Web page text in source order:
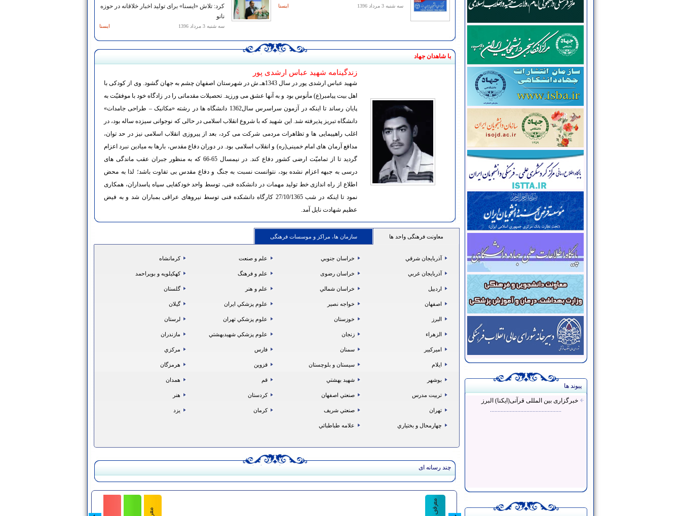
پیوند ها
خبرگزاری بین المللی قرآنی(ایکنا) البرز
...............................................
سه شنبه 3 مرداد 1396 ایسنا
کرد: تلاش «ایسنا» برای تولید اخبار خلاقانه در حوزه
نانو
سه شنبه 3 مرداد 1396 ایسنا
با شاهدان جهاد
زندگینامه شهید عباس ارشدی پور
شهید عباس ارشدی پور در سال 1343هـ.ش در شهرستان اصفهان چشم به جهان گشود. وی از کودکی با
اهل بیت پیامبر(ع) مأنوس بود و به آنها عشق می ورزید. تحصیلات مقدماتی را در زادگاه خود با موفقیّت به
پایان رساند تا اینکه در آزمون سراسرس سال1362 دانشگاه ها در رشته «مکانیک – طراحی جامدات»
دانشگاه تبریز پذیرفته شد. این شهید که با شروع انقلاب اسلامی در حالی که نوجوانی سیزده ساله بود، در
اغلب راهپیمایی ها و تظاهرات مردمی شرکت می کرد، بعد از پیروزی انقلاب اسلامی نیز در حد توان،
مدافع آرمان های امام خمینی(ره) و انقلاب اسلامی بود. در دوران دفاع مقدس، بارها به میادین نبرد اعزام
گردید تا از تمامیّت ارضی کشور دفاع کند. در نیمسال 65-66 که به منظور جبران عقب ماندگی های
درسی به جبهه اعزام نشده بود، نتوانست نسبت به جنگ و دفاع مقدس بی تفاوت باشد؛ لذا به محض
اطلاع از راه اندازی خط تولید مهمات در دانشکده فنی، توسط واحد خودکفایی سپاه پاسداران، همکاری
نمود تا اینکه در شب 27/10/1365 کارگاه دانشکده فنی توسط نیروهای عراقی بمباران شد و به فیض
عظیم شهادت نایل آمد.
معاونت فرهنگی واحد ها سازمان ها، مراکز و موسسات فرهنگی
آذربايجان شرقي خراسان جنوبي علم و صنعت كرمانشاه
آذربايجان غربي خراسان رضوی علم و فرهنگ كهكيلويه و بويراحمد
اردبيل خراسان شمالي علم و هنر گلستان
اصفهان خواجه نصير علوم پزشكي ايران گيلان
البرز خوزستان علوم پزشكي تهران لرستان
الزهراء زنجان علوم پزشكي شهيدبهشتي مازندران
اميركبير سمنان فارس مركزي
ايلام سيستان و بلوچستان قزوين هرمزگان
بوشهر شهيد بهشتي قم همدان
تربيت مدرس صنعتي اصفهان كردستان هنر
تهران صنعتي شريف كرمان يزد
چهارمحال و بختياري علامه طباطبائي
چند رسانه ای